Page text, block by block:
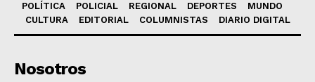
POLÍTICA POLICIAL REGIONAL DEPORTES
MUNDO
CULTURA
EDITORIAL COLUMNISTAS DIARIO DIGITAL
Nosotros